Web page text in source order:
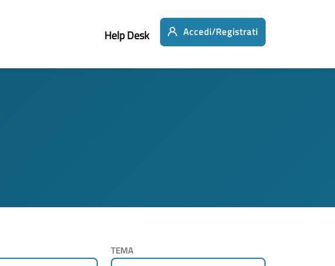
Help Desk Accedi/Registrati
TEMA